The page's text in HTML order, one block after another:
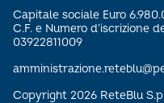
Capitale sociale Euro
C.F. e Numero d’iscrizione
03922811009
Copyright 2026 ReteBlu